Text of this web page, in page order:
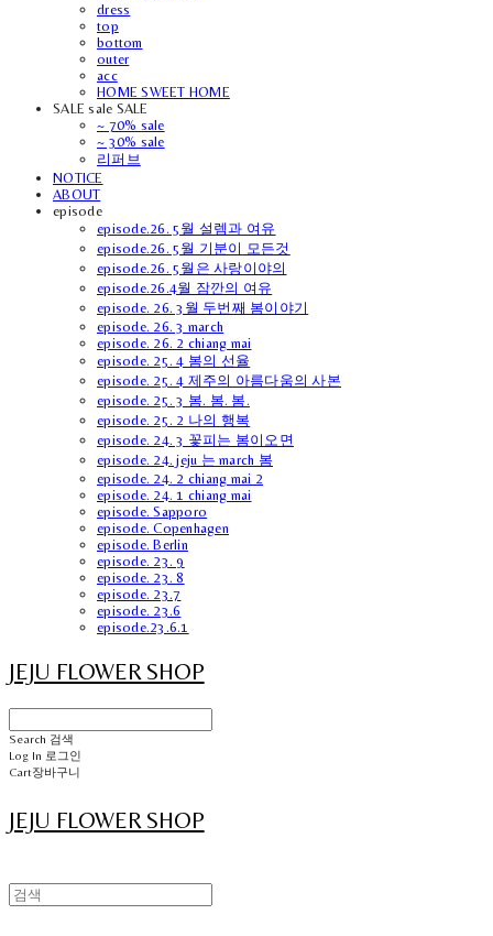
dress
top
bottom
outer
acc
HOME SWEET HOME
SALE sale SALE
~ 70% sale
~ 30% sale
리퍼브
NOTICE
ABOUT
episode
episode.26. 5월 설렘과 여유
episode.26. 5월 기분이 모든것
episode.26. 5월은 사랑이야의
episode.26.4월 잠깐의 여유
episode. 26. 3월 두번째 봄이야기
episode. 26. 3 march
episode. 26. 2 chiang mai
episode. 25. 4 봄의 선율
episode. 25. 4 제주의 아름다움의 사본
episode. 25. 3 봄. 봄. 봄.
episode. 25. 2 나의 행복
episode. 24. 3 꽃피는 봄이오면
episode. 24. jeju 는 march 봄
episode. 24. 2 chiang mai 2
episode. 24. 1 chiang mai
episode. Sapporo
episode. Copenhagen
episode. Berlin
episode. 23. 9
episode. 23. 8
episode. 23.7
episode. 23.6
episode.23.6.1
JEJU FLOWER SHOP
Search 검색
Log In 로그인
Cart장바구니
JEJU FLOWER SHOP